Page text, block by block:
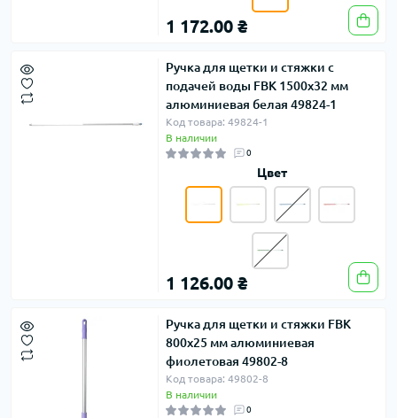
1 172.00 ₴
Ручка для щетки и стяжки с
подачей воды FBK 1500x32 мм
алюминиевая белая 49824-1
Код товара: 49824-1
В наличии
0
Цвет
1 126.00 ₴
Ручка для щетки и стяжки FBK
800х25 мм алюминиевая
фиолетовая 49802-8
Код товара: 49802-8
В наличии
0